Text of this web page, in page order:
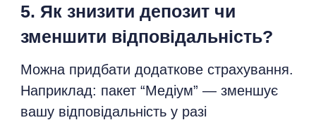
5. Як знизити депозит чи
зменшити відповідальність?
Можна придбати додаткове страхування.
Наприклад: пакет “Медіум” — зменшує
вашу відповідальність у разі